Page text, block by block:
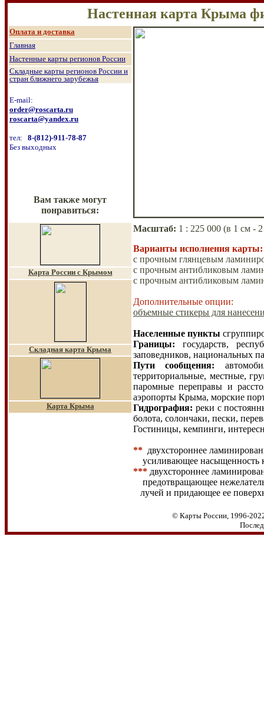
Настенная карта Крыма
Оплата и доставка
Главная
Настенные карты регионов России
Складные карты регионов России и
стран ближнего зарубежья
E-mail:
order@roscarta.ru
roscarta@yandex.ru
тел: 8-(812)-911-78-87
Без выходных
Вам также могут
понравиться:
Масштаб: 1 : 225 000 (в 1
Варианты исполнения карты:
с прочным глянцевым
с прочным антибликовым
с прочным антибликовым
Дополнительные опции:
объемные стикеры для
Населенные пункты
Границы:
государств,
заповедников, национальных
Пути сообщения:
территориальные, местные,
паромные переправы и
аэропорты Крыма, морские
Гидрография: реки с
болота, солончаки, пески,
Гостиницы, кемпинги,
** двухстороннее
усиливающее насыщенность
*** двухстороннее
предотвращающее
лучей и придающее ее
Карта России с Крымом
Складная карта Крыма
Карта Крыма
© Карты России, 1996-